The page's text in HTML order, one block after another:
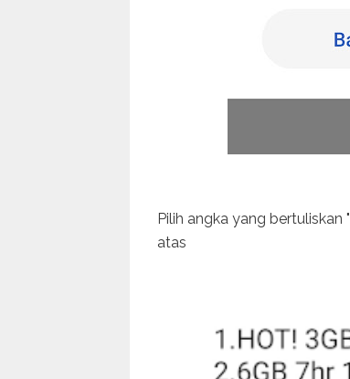
Pilih angka yang bertuliskan "
atas